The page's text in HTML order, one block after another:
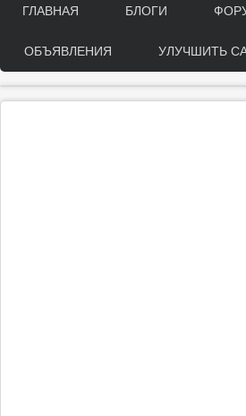
Main menu
ГЛАВНАЯ БЛОГИ
ОБЪЯВЛЕНИЯ УЛУЧШИТЬ